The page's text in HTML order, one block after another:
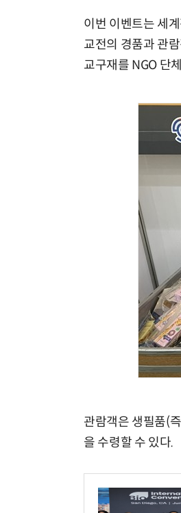
이번 이벤트는 세
교전의 경품과 관
교구재를 NGO 단
관람객은 생필품(
을 수령할 수 있다.